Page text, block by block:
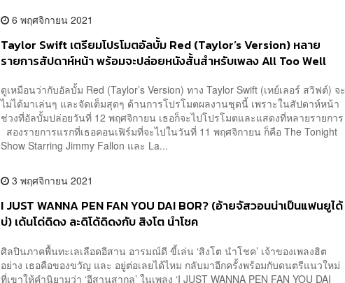
6 พฤศจิกายน 2021
Taylor Swift เตรียมโปรโมตอัลบั้ม Red (Taylor’s Version) หลาย
รายการสัปดาห์หน้า พร้อมจะปล่อยหนังสั้นสำหรับเพลง All Too Well
ดูเหมือนว่ากับอัลบั้ม Red (Taylor’s Version) ทาง Taylor Swift (เทย์เลอร์ สวิฟต์) จะ
ไม่ได้มาเล่นๆ และจัดเต็มสุดๆ ด้านการโปรโมตผลงานชุดนี้ เพราะในสัปดาห์หน้า
ช่วงที่อัลบั้มปล่อยวันที่ 12 พฤศจิกายน เธอก็จะไปโปรโมตและแสดงที่หลายรายการ
สองรายการแรกที่เธอคอนเฟิร์มที่จะไปในวันที่ 11 พฤศจิกายน ก็คือ The Tonight
Show Starring Jimmy Fallon และ La...
3 พฤศจิกายน 2021
I JUST WANNA PEN FAN YOU DAI BOR? (อ้ายจัสวอนน่าเป็นแฟนยูได้
บ่) เด้นโด่ดิดง ละดิโด้ดิดงกับ สิงโต นำโชค
ศิลปินภาคพื้นทะเลเลือดอีสาน อารมณ์ดี ขี้เล่น ‘สิงโต นำโชค’ เจ้าของเพลงฮิต
อย่าง เธอคือของขวัญ และ อยู่ต่อเลยได้ไหม กลับมาอีกครั้งพร้อมกับดนตรีแนวใหม่
ที่เขาให้คำนิยามว่า ‘อีสานสากล’ ในเพลง ‘I JUST WANNA PEN FAN YOU DAI